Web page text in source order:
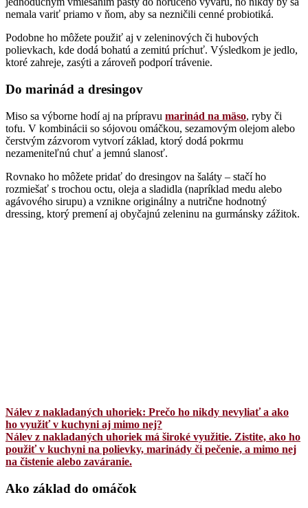
nemala variť priamo v ňom, aby sa nezničili cenné probiotiká.
Podobne ho môžete použiť aj v zeleninových či hubových
polievkach, kde dodá bohatú a zemitú príchuť. Výsledkom je jedlo,
ktoré zahreje, zasýti a zároveň podporí trávenie.
Do marinád a dresingov
Miso sa výborne hodí aj na prípravu marinád na mäso, ryby či
tofu. V kombinácii so sójovou omáčkou, sezamovým olejom alebo
čerstvým zázvorom vytvorí základ, ktorý dodá pokrmu
nezameniteľnú chuť a jemnú slanosť.
Rovnako ho môžete pridať do dresingov na šaláty – stačí ho
rozmiešať s trochou octu, oleja a sladidla (napríklad medu alebo
agávového sirupu) a vznikne originálny a nutrične hodnotný
dressing, ktorý premení aj obyčajnú zeleninu na gurmánsky zážitok.
Nálev z nakladaných uhoriek: Prečo ho nikdy nevyliať a ako
ho využiť v kuchyni aj mimo nej?
Nálev z nakladaných uhoriek má široké využitie. Zistite, ako ho
použiť v kuchyni na polievky, marinády či pečenie, a mimo nej
na čistenie alebo zaváranie.
Ako základ do omáčok